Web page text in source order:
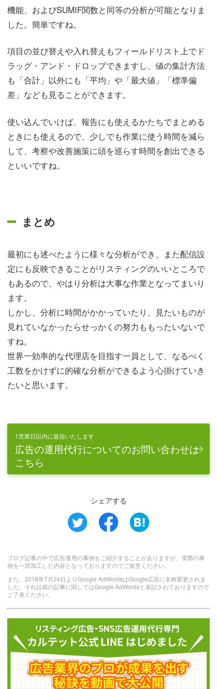
機能、およびSUMIF関数と同等の分析が可能となりま
した。簡単ですね。
項目の並び替えや入れ替えもフィールドリスト上でド
ラッグ・アンド・ドロップできますし、値の集計方法
も「合計」以外にも「平均」や「最大値」「標準偏
差」なども見ることができます。
使い込んでいけば、報告にも使えるかたちでまとめる
ときにも使えるので、少しでも作業に使う時間を減ら
して、考察や改善施策に頭を巡らす時間を創出できる
といいですね。
まとめ
最初にも述べたように様々な分析ができ、また配信設
定にも反映できることがリスティングのいいところで
もあるので、やはり分析は大事な作業となってまいり
ます。
しかし、分析に時間がかかっていたり、見たいものが
見れていなかったらせっかくの努力ももったいないで
すね。
世界一効率的な代理店を目指す一員として、なるべく
工数をかけずに的確な分析ができるよう心掛けていき
たいと思います。
1営業日以内に返信いたします
広告の運用代行についてのお問い合わせは
こちら
シェアする
ブログ記事の中で広告運用の事例をご紹介することがありますが、実際の事
例を一部加工した内容となっておりますのでご留意ください。
また、2018年7月24日よりGoogle AdWordsはGoogle広告に名称変更されま
した。それ以前の記事に関してはGoogle AdWordsと表記されておりますので
ご了承ください。